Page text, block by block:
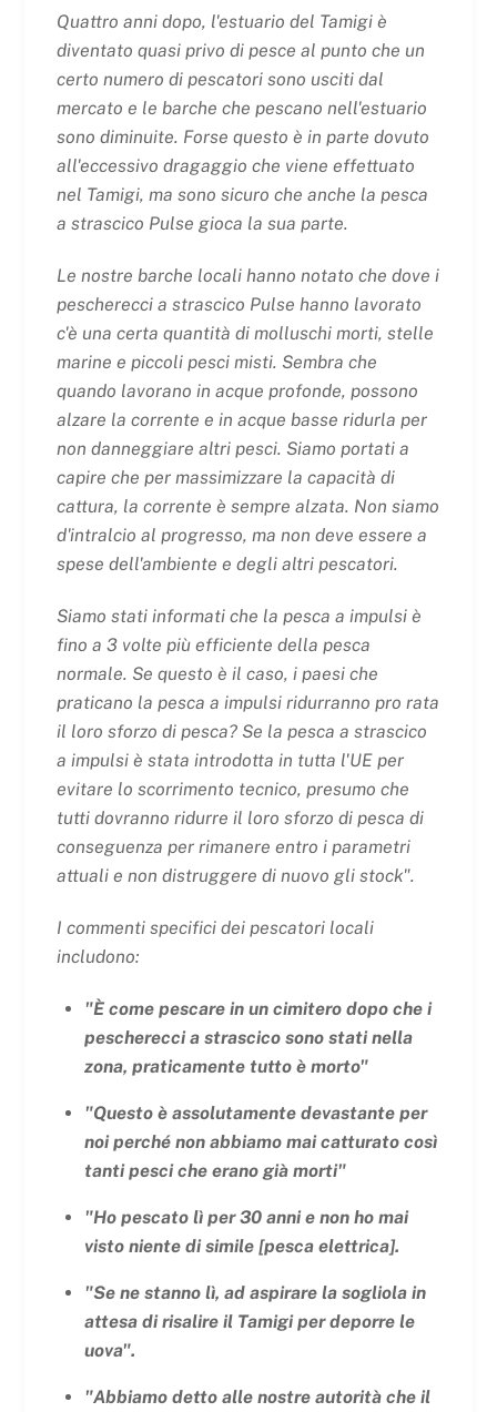
Quattro anni dopo, l'estuario del Tamigi è
diventato quasi privo di pesce al punto che un
certo numero di pescatori sono usciti dal
mercato e le barche che pescano nell'estuario
sono diminuite. Forse questo è in parte dovuto
all'eccessivo dragaggio che viene effettuato
nel Tamigi, ma sono sicuro che anche la pesca
a strascico Pulse gioca la sua parte.
Le nostre barche locali hanno notato che dove i
pescherecci a strascico Pulse hanno lavorato
c'è una certa quantità di molluschi morti, stelle
marine e piccoli pesci misti. Sembra che
quando lavorano in acque profonde, possono
alzare la corrente e in acque basse ridurla per
non danneggiare altri pesci. Siamo portati a
capire che per massimizzare la capacità di
cattura, la corrente è sempre alzata. Non siamo
d'intralcio al progresso, ma non deve essere a
spese dell'ambiente e degli altri pescatori.
Siamo stati informati che la pesca a impulsi è
fino a 3 volte più efficiente della pesca
normale. Se questo è il caso, i paesi che
praticano la pesca a impulsi ridurranno pro rata
il loro sforzo di pesca? Se la pesca a strascico
a impulsi è stata introdotta in tutta l'UE per
evitare lo scorrimento tecnico, presumo che
tutti dovranno ridurre il loro sforzo di pesca di
conseguenza per rimanere entro i parametri
attuali e non distruggere di nuovo gli stock".
I commenti specifici dei pescatori locali
includono:
"È come pescare in un cimitero dopo che i
pescherecci a strascico sono stati nella
zona, praticamente tutto è morto"
"Questo è assolutamente devastante per
noi perché non abbiamo mai catturato così
tanti pesci che erano già morti"
"Ho pescato lì per 30 anni e non ho mai
visto niente di simile [pesca elettrica].
"Se ne stanno lì, ad aspirare la sogliola in
attesa di risalire il Tamigi per deporre le
uova".
"Abbiamo detto alle nostre autorità che il